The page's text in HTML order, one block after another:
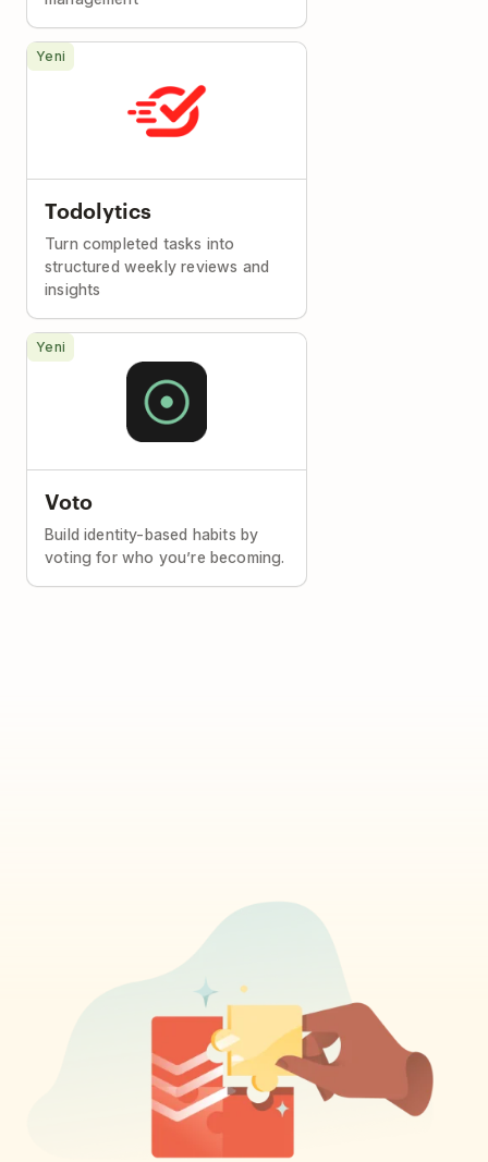
Todolytics
Turn completed tasks into
structured weekly reviews and
insights
Yeni
Voto
Build identity-based habits by
voting for who you’re becoming.
Yeni